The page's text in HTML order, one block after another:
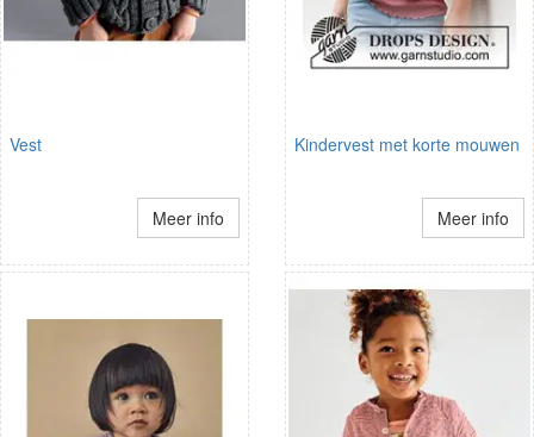
Vest
Meer info
Kindervest met korte mouwen
Meer info